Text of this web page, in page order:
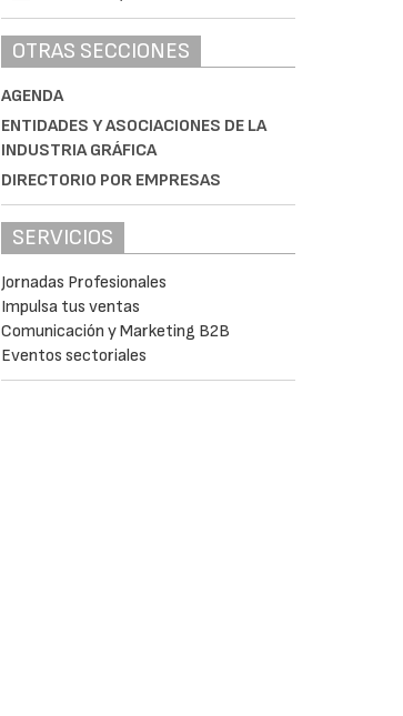
OTRAS SECCIONES
AGENDA
ENTIDADES Y ASOCIACIONES DE LA
INDUSTRIA GRÁFICA
DIRECTORIO POR EMPRESAS
SERVICIOS
Jornadas Profesionales
Impulsa tus ventas
Comunicación y Marketing B2B
Eventos sectoriales